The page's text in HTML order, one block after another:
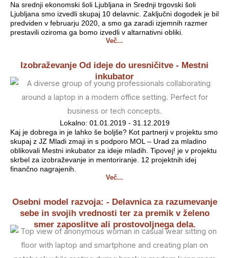
Na srednji ekonomski šoli Ljubljana in Srednji trgovski šoli
Ljubljana smo izvedli skupaj 10 delavnic. Zaključni dogodek je bil
predviden v februarju 2020, a smo ga zaradi izjemnih razmer
prestavili oziroma ga bomo izvedli v altarnativni obliki.
Več...
Izobraževanje Od ideje do uresničitve - Mestni
inkubator
Lokalno: 01.01.2019 - 31.12.2019
Kaj je dobrega in je lahko še boljše? Kot partnerji v projektu smo
skupaj z JZ Mladi zmaji in s podporo MOL – Urad za mladino
oblikovali Mestni inkubator za ideje mladih. Tipovej! je v projektu
skrbel za izobraževanje in mentoriranje. 12 projektnih idej
finančno nagrajenih.
Več...
Osebni model razvoja: - Delavnica za razumevanje
sebe in svojih vrednosti ter za premik v želeno
smer zaposlitve ali prostovoljnega dela.